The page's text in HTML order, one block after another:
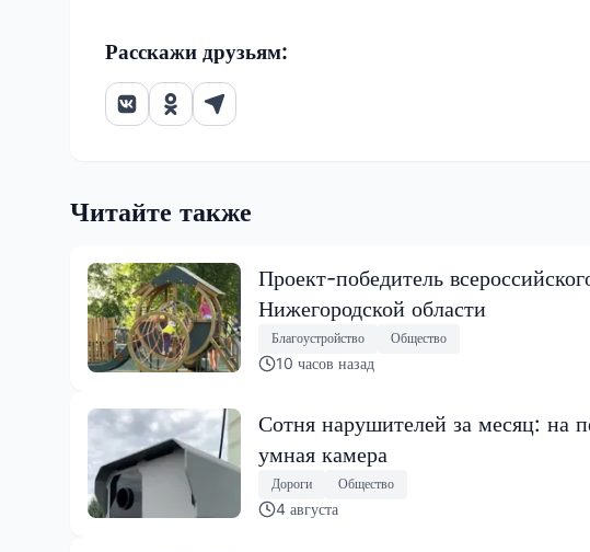
Расскажи друзьям:
Читайте также
Проект-победитель
Нижегородской области
Благоустройство Общество
10 часов назад
Сотня нарушителей за месяц: на
умная камера
Дороги Общество
4 августа